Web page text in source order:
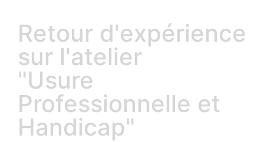
Retour d'expérience
sur l'atelier
"Usure
Professionnelle et
Handicap"